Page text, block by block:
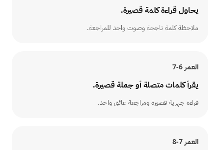
يحاول قراءة كلمة قصيرة.
ملاحظة كلمة ناجحة وصوت واحد للمراجعة.
العمر 6-7
يقرأ كلمات متصلة أو جملة قصيرة.
قراءة جهرية قصيرة ومراجعة عائق واحد.
العمر 7-8